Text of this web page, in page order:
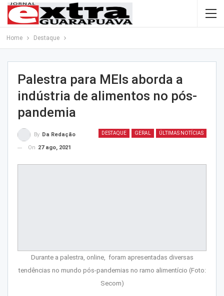
Home Destaque
Palestra para MEIs aborda a
indústria de alimentos no pós-
pandemia
DESTAQUE GERAL ÚLTIMAS NOTÍCIAS
By Da Redação
On 27 ago, 2021
Durante a palestra, online, foram apresentadas diversas
tendências no mundo pós-pandemias no ramo alimentício (Foto:
Secom)